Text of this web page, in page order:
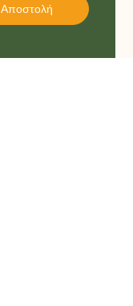
Αποστολή